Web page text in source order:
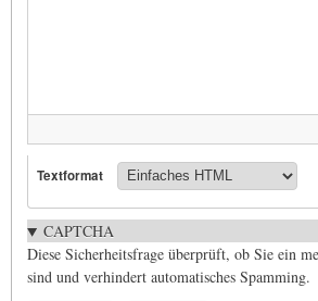
Textformat
CAPTCHA
Diese Sicherheitsfrage überprüft, ob Sie ein
sind und verhindert automatisches Spamming.